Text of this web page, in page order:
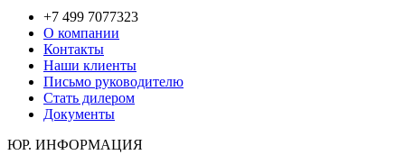
+7 499 7077323
О компании
Контакты
Наши клиенты
Письмо руководителю
Стать дилером
Документы
ЮР. ИНФОРМАЦИЯ